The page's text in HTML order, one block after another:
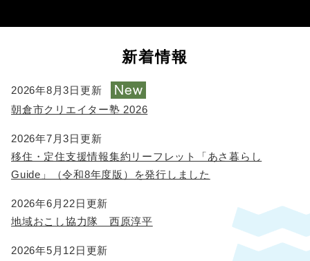
新着情報
2026年8月3日更新
朝倉市クリエイター塾 2026
2026年7月3日更新
移住・定住支援情報集約リーフレット「あさ暮らし
Guide」（令和8年度版）を発行しました
2026年6月22日更新
地域おこし協力隊 西原淳平
2026年5月12日更新